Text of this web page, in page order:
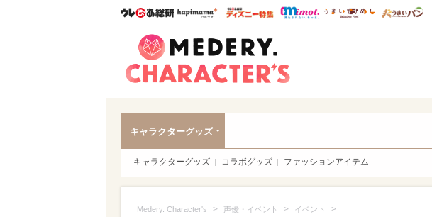
ウレぴあ総研ハピママ* ウレぴあ総研 ディズニー特集
mimot. うまいめし
キャラクターグッズ
キャラクターグッズ コラボグッズ ファッションアイテム
Medery. Character's > 声優・イベント > イベント >